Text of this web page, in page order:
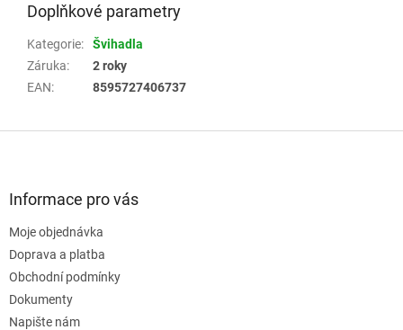
Doplňkové parametry
Kategorie:
Švihadla
Záruka:
2 roky
EAN: 8595727406737
Informace pro vás
Moje objednávka
Doprava a platba
Obchodní podmínky
Dokumenty
Napište nám